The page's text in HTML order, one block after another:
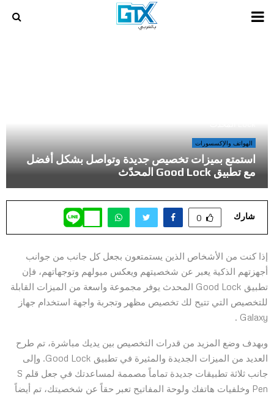
PRIMARY
الهواتف والإكسسورات
استمتع بميزات تخصيص جديدة وتواصل بشكل أفضل
مع تطبيق Good Lock المحدّث
شارك 0
إذا كنت من الأشخاص الذين يستمتعون بجعل كل جانب من جوانب
أجهزتهم الذكية يعبر عن شخصيتهم ويعكس ميولهم وتوجهاتهم، فإن
تطبيق Good Lock المحدث يوفر مجموعة واسعة من الميزات القابلة
للتخصيص التي تتيح لك تخصيص مظهر وتجربة واجهة استخدام جهاز
Galaxy .
وبهدف وضع المزيد من قدرات التخصيص بين يديك مباشرة، تم طرح
العديد من الميزات الجديدة والمثيرة في تطبيق Good Lock. وإلى
جانب ثلاثة تطبيقات جديدة تماماً مصممة لمساعدتك في جعل قلم S
Pen وخلفيات هاتفك ولوحة المفاتيح تعبر حقاً عن شخصيتك، تم أيضاً